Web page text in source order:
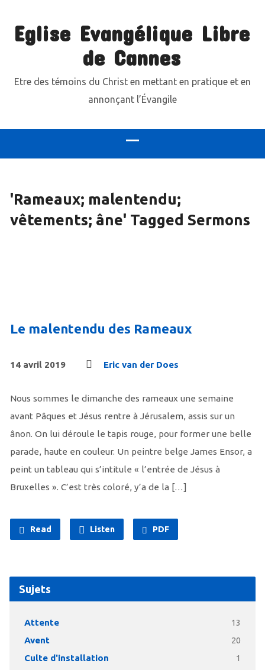
Eglise Evangélique Libre
de Cannes
Etre des témoins du Christ en mettant en pratique et en
annonçant l’Évangile
'Rameaux; malentendu;
vêtements; âne' Tagged Sermons
Le malentendu des Rameaux
14 avril 2019 Eric van der Does
Nous sommes le dimanche des rameaux une semaine
avant Pâques et Jésus rentre à Jérusalem, assis sur un
ânon. On lui déroule le tapis rouge, pour former une belle
parade, haute en couleur. Un peintre belge James Ensor, a
peint un tableau qui s’intitule « l’entrée de Jésus à
Bruxelles ». C’est très coloré, y’a de la […]
Read Listen PDF
Sujets
Attente 13
Avent 20
Culte d'installation 1